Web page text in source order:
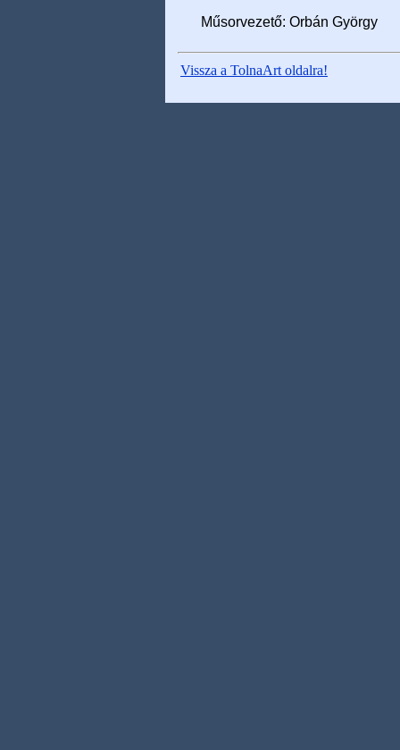
Műsorvezető: Orbán György
Vissza a TolnaArt oldalra!